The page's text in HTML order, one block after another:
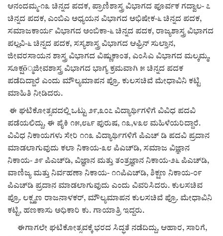
ಆನಂದಮ್ಮ-೧೩ ಚಿನ್ನದ ಪದಕ, ಪ್ರಾಣಿಶಾಸ್ತ್ರ ವಿಭಾಗದ ಪೂರ್ವಕ ಗದ್ವಾಲ- ೭
ಚಿನ್ನದ ಪದಕ, ಎಂಬಿಎ ಅಧ್ಯಯನ ವಿಭಾಗದ ಅಭಿಷೇಕ-೬ ಚಿನ್ನದ ಪದಕ,
ಸಮಾಜಕಾರ್ಯ ವಿಭಾಗದ ಅಂಬಿಕಾ-೬ ಚಿನ್ನದ ಪದಕ, ರಾಜ್ಯಶಾಸ್ತ್ರ ವಿಭಾಗದ
ಪಲ್ಲವಿ-೬ ಚಿನ್ನದ ಪದಕ, ಸಸ್ಯಶಾಸ್ತ್ರ ವಿಭಾಗದ ಆಫ್ರಿನ್ ಸುಲ್ತಾನ,
ಜೀವರಸಾಯನ ಶಾಸ್ತ್ರ ವಿಭಾಗದ ವಿಷ್ಣುಕಾಂತ, ಎಂಸಿಎ ವಿಭಾಗದ ಮಲ್ಕಮ್ಮ,
ಸೂಕ್ಷö್ಮಜೀವಶಾಸ್ತ್ರ ವಿಭಾಗದ ಭಾಗ್ಯ ಕ್ರಮವಾಗಿ ೫ ಚಿನ್ನದ ಪದಕ
ಪಡೆದಿದ್ದಾರೆ ಎಂದು ಮೌಲ್ಯಮಾಪನ ಪ್ರೊ. ಕುಲಸಚಿವೆ ಮೇಧಾವಿನಿ ಕಟ್ಟಿ
ಮಾಹಿತಿ ನೀಡಿದರು.
ಈ ಘಟಿಕೋತ್ಸವದಲ್ಲಿ ಒಟ್ಟು ೨೯,೩೦೭ ವಿದ್ಯಾರ್ಥಿಗಳಿಗೆ ವಿವಿಧ ಪದವಿ
ಪಡೆಯಲಿದ್ದು, ಈ ಪೈಕಿ ೧೫,೮೬೯ ಪುರುಷ, ೧೩,೪೩೮ ಮಹಿಳೆಯರಿದ್ದಾರೆ.
ವಿವಿಧ ನಿಕಾಯಗಳು ಸೇರಿ ೧೧೩ ವಿದ್ಯಾರ್ಥಿಗಳಿಗೆ ಪಿಎಚ್ ಡಿ ಪದವಿ ಪ್ರದಾನ
ಮಾಡಲಾಗುವುದು ಕಲಾ ನಿಕಾಯ-೩೮ ಪಿಎಚ್‌ಡಿ, ಸಮಾಜ ವಿಜ್ಞಾನ
ನಿಕಾಯ- ೨೯ ಪಿಎಚ್‌ಡಿ, ವಿಜ್ಞಾನ ಮತ್ತು ತಂತ್ರಜ್ಞಾನ ನಿಕಾಯ-೨೬ ಪಿಎಚ್‌ಡಿ,
ವಾಣಿಜ್ಯ ಮತ್ತು ನಿರ್ವಹಣಾ ನಿಕಾಯ- ೧೧ಪಿಎಚ್‌ಡಿ, ಶಿಕ್ಷಣ ನಿಕಾಯ-೦೯
ಪಿಎಚ್‌ಡಿ ಪ್ರದಾನ ಮಾಡಲಾಗುವುದು ಎಂದು ವಿವರಿಸಿದರು. ಕುಲಸಚಿವ
ಪ್ರೊ. ಲಕ್ಷ್ಮಣ ರಾಜನಾಳಕರ್, ಮೌಲ್ಯಮಾಪನ ಕುಲಸಚಿವೆ ಪ್ರೊ. ಮೇಧಾವಿನಿ
ಕಟ್ಟಿ, ಹಣಕಾಸು ಅಧಿಕಾರಿ ಕು. ಗಾಯಾತ್ರಿ ಇದ್ದರು.
ಈಗಾಗಲೇ ಘಟಿಕೋತ್ಸವಕ್ಕೆ ಭರದ ಸಿದ್ಧತೆ ನಡೆದಿದ್ದು, ಆಹಾರ, ಸಾರಿಗೆ,